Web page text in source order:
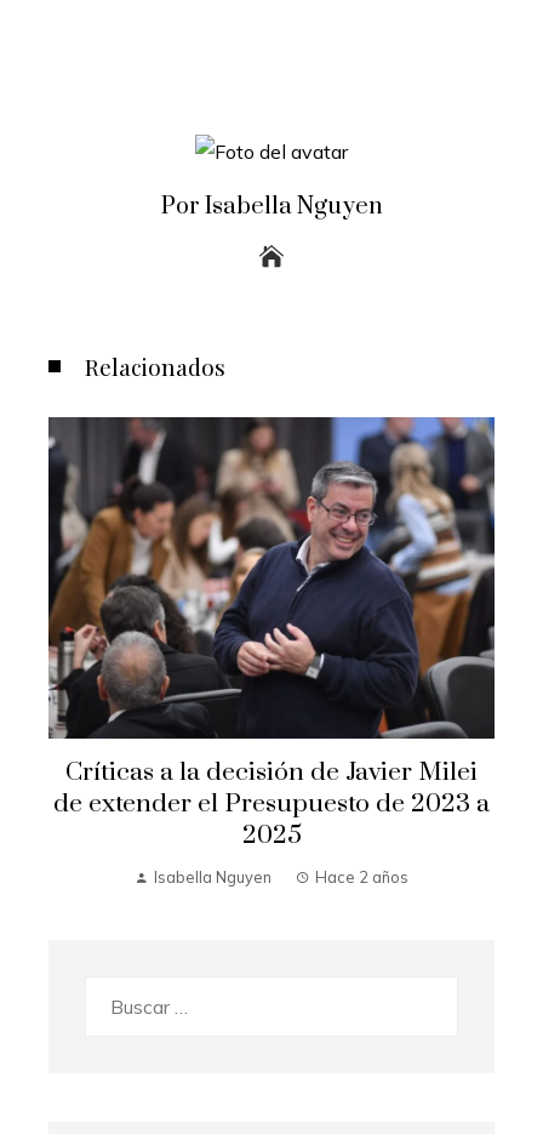
Por Isabella Nguyen
Relacionados
Críticas a la decisión de Javier Milei
de extender el Presupuesto de 2023 a
2025
Isabella Nguyen Hace 2 años